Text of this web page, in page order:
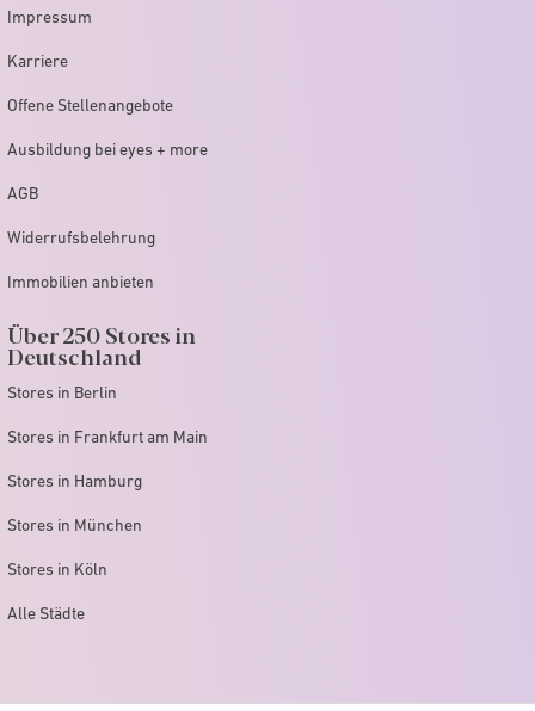
Impressum
Karriere
Offene Stellenangebote
Ausbildung bei eyes + more
AGB
Widerrufsbelehrung
Immobilien anbieten
Über 250 Stores in
Deutschland
Stores in Berlin
Stores in Frankfurt am Main
Stores in Hamburg
Stores in München
Stores in Köln
Alle Städte